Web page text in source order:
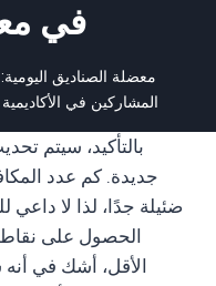
في
معضلة الصناديق
المشاركين في
بالتأكيد، سيتم
جديدة. كم عدد
الحصول على
الأقل، أشك في